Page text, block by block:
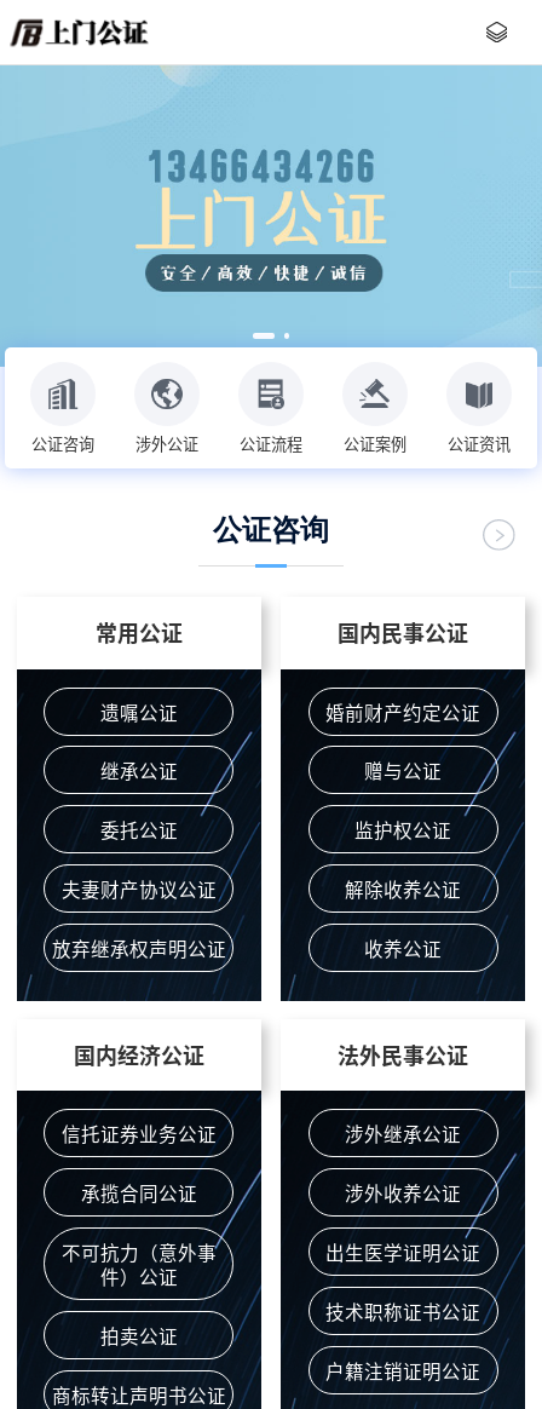
公证咨询 涉外公证 公证流程 公证案例 公证资讯
公证咨询
常用公证
遗嘱公证
继承公证
委托公证
夫妻财产协议公证
放弃继承权声明公证
国内民事公证
婚前财产约定公证
赠与公证
监护权公证
解除收养公证
收养公证
国内经济公证
信托证券业务公证
承揽合同公证
不可抗力（意外事
件）公证
拍卖公证
商标转让声明书公证
法外民事公证
涉外继承公证
涉外收养公证
出生医学证明公证
技术职称证书公证
户籍注销证明公证